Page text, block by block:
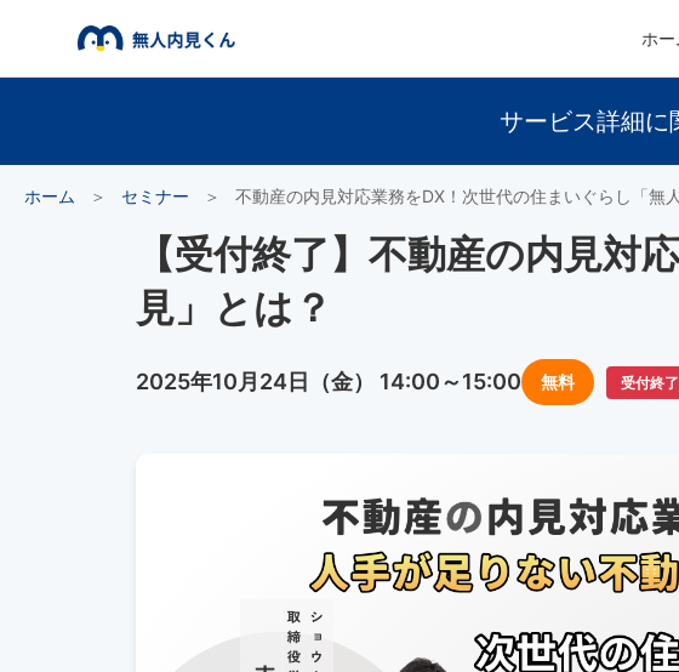
ホー
サービス詳細に
ホーム ＞ セミナー ＞ 不動産の内見対応業務をDX！次世代の住まいぐらし「無
【受付終了】不動産の内見対
見」とは？
2025年10月24日（金） 14:00～15:00 無料 受付終了